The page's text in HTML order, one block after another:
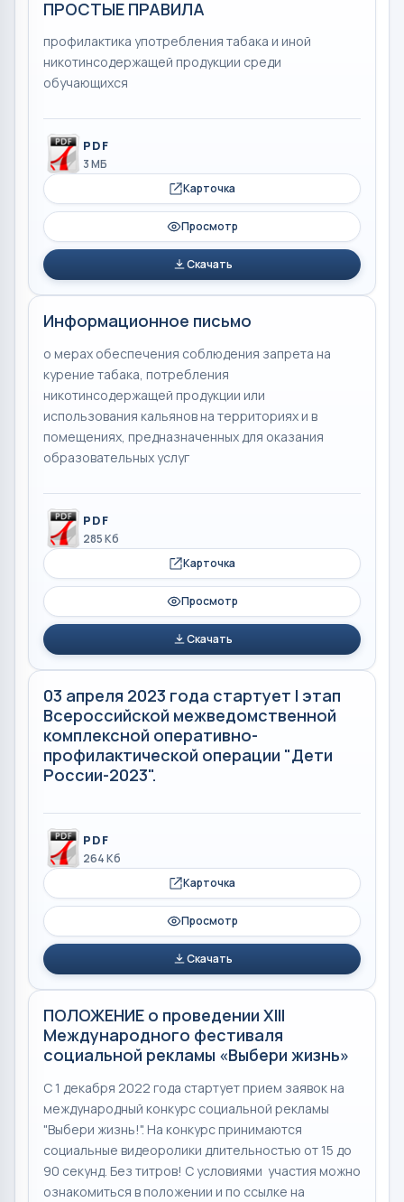
ПРОСТЫЕ ПРАВИЛА
профилактика употребления табака и иной
никотинсодержащей продукции среди
обучающихся
PDF
3 МБ
Карточка
Просмотр
Скачать
Информационное письмо
о мерах обеспечения соблюдения запрета на
курение табака, потребления
никотинсодержащей продукции или
использования кальянов на территориях и в
помещениях, предназначенных для оказания
образовательных услуг
PDF
285 Кб
Карточка
Просмотр
Скачать
03 апреля 2023 года стартует I этап
Всероссийской межведомственной
комплексной оперативно-
профилактической операции "Дети
России-2023".
PDF
264 Кб
Карточка
Просмотр
Скачать
ПОЛОЖЕНИЕ о проведении XIII
Международного фестиваля
социальной рекламы «Выбери жизнь»
С 1 декабря 2022 года стартует прием заявок на
международный конкурс социальной рекламы
"Выбери жизнь!". На конкурс принимаются
социальные видеоролики длительностью от 15 до
90 секунд. Без титров! С условиями участия можно
ознакомиться в положении и по ссылке на